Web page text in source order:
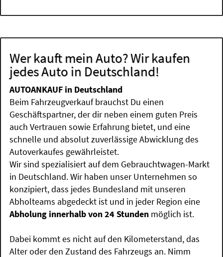
Wer kauft mein Auto? Wir kaufen
jedes Auto in Deutschland!
AUTOANKAUF in Deutschland
Beim Fahrzeugverkauf brauchst Du einen
Geschäftspartner, der dir neben einem guten Preis
auch Vertrauen sowie Erfahrung bietet, und eine
schnelle und absolut zuverlässige Abwicklung des
Autoverkaufes gewährleistet.
Wir sind spezialisiert auf dem Gebrauchtwagen-Markt
in Deutschland. Wir haben unser Unternehmen so
konzipiert, dass jedes Bundesland mit unseren
Abholteams abgedeckt ist und in jeder Region eine
Abholung innerhalb von 24 Stunden möglich ist.
Dabei kommt es nicht auf den Kilometerstand, das
Alter oder den Zustand des Fahrzeugs an. Nimm